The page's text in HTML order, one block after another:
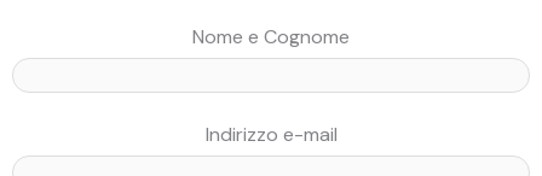
Nome e Cognome
Indirizzo e-mail